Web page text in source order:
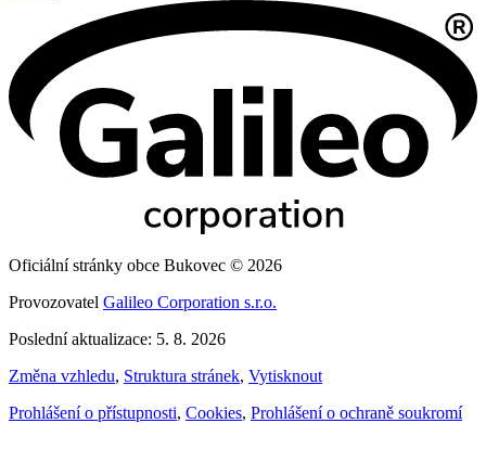
Oficiální stránky obce Bukovec © 2026
Provozovatel Galileo Corporation s.r.o.
Poslední aktualizace: 5. 8. 2026
Změna vzhledu, Struktura stránek, Vytisknout
Prohlášení o přístupnosti, Cookies, Prohlášení o ochraně soukromí